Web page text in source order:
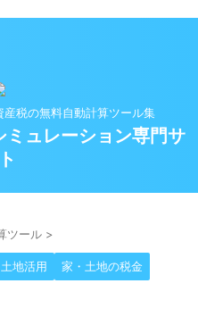
税の無料自動計算ツール集
ミュレーション専門サ
ツール >
土地活用 家・土地の税金